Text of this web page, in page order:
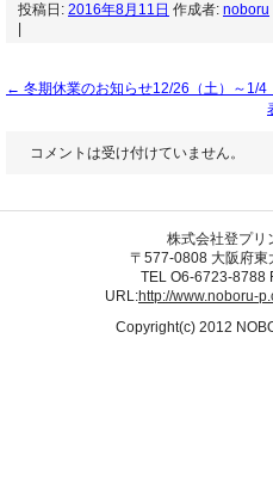
投稿日: 2016年8月11日 作成者: noboru
← 冬期休業のお知らせ12/26（土）～1/
コメントは受け付けていません。
株式会社登プリ
〒577-0808 大阪府
TEL O6-6723-8788
URL:http://www.noboru-
Copyright(c) 2012